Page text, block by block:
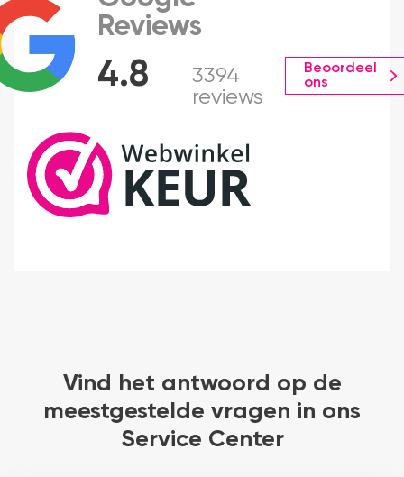
4.8
Reviews
3394
reviews
Beoordeel
ons
Vind het antwoord op de
meestgestelde vragen in ons
Service Center